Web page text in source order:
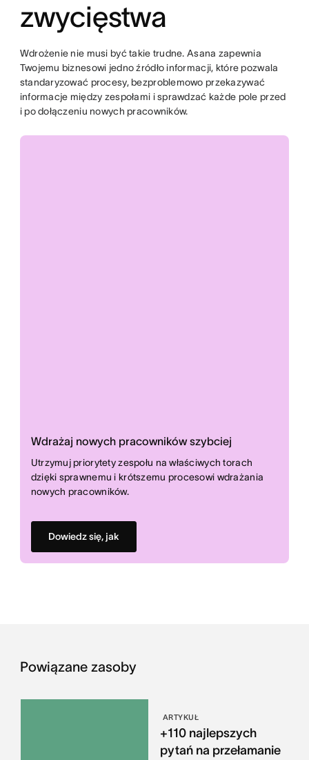
zwycięstwa
Wdrożenie nie musi być takie trudne. Asana zapewnia
Twojemu biznesowi jedno źródło informacji, które pozwala
standaryzować procesy, bezproblemowo przekazywać
informacje między zespołami i sprawdzać każde pole przed
i po dołączeniu nowych pracowników.
Wdrażaj nowych pracowników szybciej
Utrzymuj priorytety zespołu na właściwych torach
dzięki sprawnemu i krótszemu procesowi wdrażania
nowych pracowników.
Dowiedz się, jak
Powiązane zasoby
ARTYKUŁ
+110 najlepszych
pytań na przełamanie